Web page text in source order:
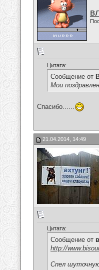
Цитата:
Сообщение от
Мои
Спасибо......
21.04.2014, 14:49
Цитата:
Сообщение от
http://
Спел